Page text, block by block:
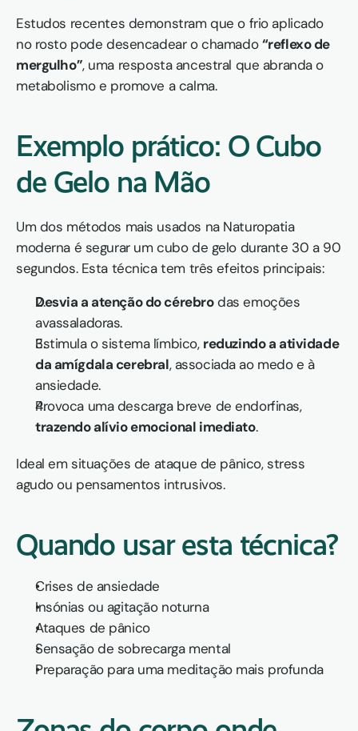
Estudos recentes demonstram que o frio aplicado
no rosto pode desencadear o chamado “reflexo de
mergulho”, uma resposta ancestral que abranda o
metabolismo e promove a calma.
Exemplo prático: O Cubo
de Gelo na Mão
Um dos métodos mais usados na Naturopatia
moderna é segurar um cubo de gelo durante 30 a 90
segundos. Esta técnica tem três efeitos principais:
Desvia a atenção do cérebro das emoções
avassaladoras.
Estimula o sistema límbico, reduzindo a atividade
da amígdala cerebral, associada ao medo e à
ansiedade.
Provoca uma descarga breve de endorfinas,
trazendo alívio emocional imediato.
Ideal em situações de ataque de pânico, stress
agudo ou pensamentos intrusivos.
Quando usar esta técnica?
Crises de ansiedade
Insónias ou agitação noturna
Ataques de pânico
Sensação de sobrecarga mental
Preparação para uma meditação mais profunda